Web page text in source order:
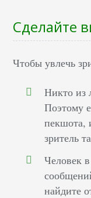
Сделайте
Чтобы увлечь
Никто из
Поэтому
пекшота,
зритель
Человек
найдите